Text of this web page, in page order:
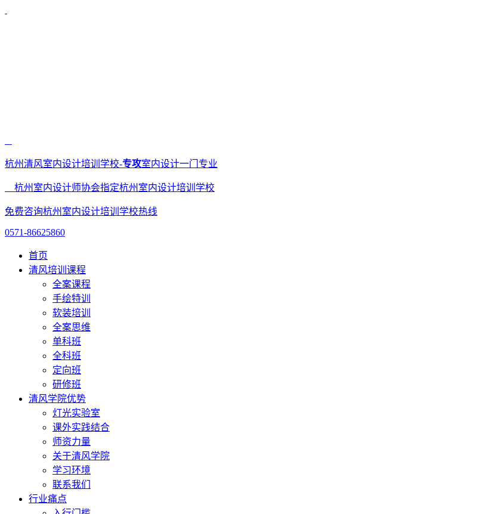
杭州清风室内设计培训学校-专攻室内设计一门专业
杭州室内设计师协会指定杭州室内设计培训学校
免费咨询杭州室内设计培训学校热线
0571-86625860
首页
清风培训课程
全案课程
手绘特训
软装培训
全案思维
单科班
全科班
定向班
研修班
清风学院优势
灯光实验室
课外实践结合
师资力量
关于清风学院
学习环境
联系我们
行业痛点